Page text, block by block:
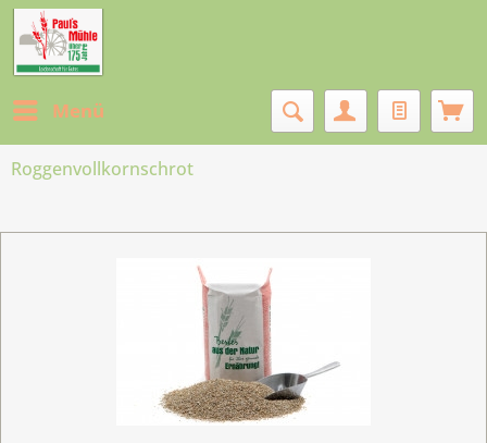
Menü
Roggenvollkornschrot